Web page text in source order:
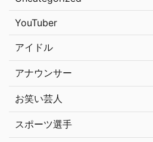
YouTuber
アイドル
アナウンサー
お笑い芸人
スポーツ選手